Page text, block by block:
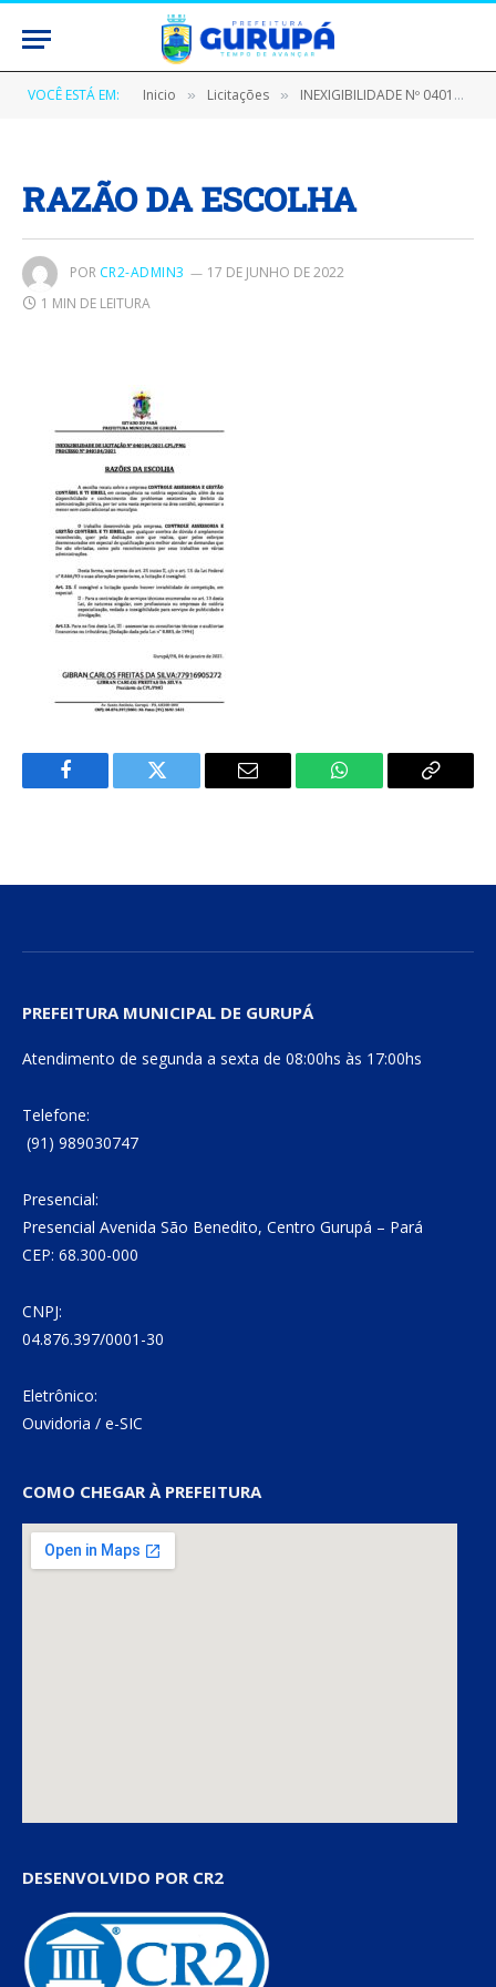
VOCÊ ESTÁ EM: Inicio » Licitações » INEXIGIBILIDADE Nº 040104/2021 (PROCESSO ADMINISTRATIVO PARA A CONTRATAÇÃO DE SERVIÇOS TÉCNICOS ESPECIALIZADOS DE ASSESSORIA E CONSULTORIA CONTÁBIL, PARA DESENVOLVER ATIVIDADES NO ÂMBITO DA GESTÃO ADMINISTRATIVA NAS ÁREAS TÉCNICO – CONTÁBIL, ORÇAMENTARIA, PATRIMONIAL E FINANCEIRA)
RAZÃO DA ESCOLHA
POR CR2-ADMIN3
17 DE JUNHO DE 2022
1 MIN DE LEITURA
Facebook Twitter
E-
WhatsApp Copiar
PREFEITURA MUNICIPAL DE GURUPÁ
Atendimento de segunda a sexta de 08:00hs às 17:00hs
Telefone:
(91) 989030747
Presencial:
Presencial Avenida São Benedito, Centro Gurupá – Pará
CEP: 68.300-000
CNPJ:
04.876.397/0001-30
Eletrônico:
Ouvidoria / e-SIC
COMO CHEGAR À PREFEITURA
DESENVOLVIDO POR CR2